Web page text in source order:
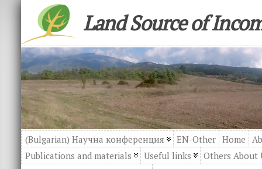
Land Source of
(Bulgarian) Научна конференция EN-Other Home
Publications and materials
Useful links Others About